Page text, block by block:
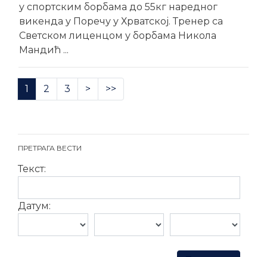
у спортским борбама до 55кг наредног
викенда у Поречу у Хрватској. Тренер са
Светском лиценцом у борбама Никола
Мандић ...
1 2 3 > >>
ПРЕТРАГА ВЕСТИ
Текст:
Датум: